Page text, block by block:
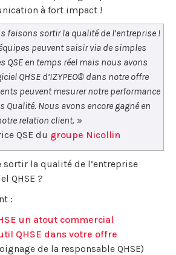
à fort impact !
faisons sortir la qualité de l’entreprise !
peuvent saisir via de simples
QSE en temps réel mais nous avons
QHSE d’IZYPEO® dans notre offre
peuvent mesurer notre performance
Qualité. Nous avons encore gagné en
relation client. »
QSE du groupe Nicollin
sortir la qualité de l’entreprise
QHSE ?
:
un atout commercial
QHSE dans votre offre
de la responsable QHSE)